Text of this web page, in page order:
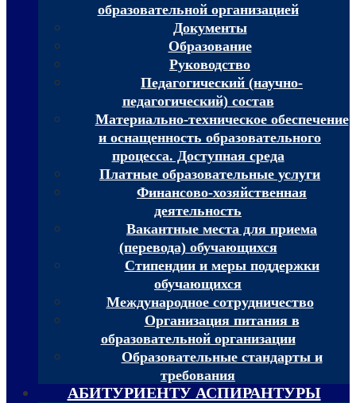
образовательной организацией
Документы
Образование
Руководство
Педагогический (научно-
педагогический) состав
Материально-техническое обеспечение
и оснащенность образовательного
процесса. Доступная среда
Платные образовательные услуги
Финансово-хозяйственная
деятельность
Вакантные места для приема
(перевода) обучающихся
Стипендии и меры поддержки
обучающихся
Международное сотрудничество
Организация питания в
образовательной организации
Образовательные стандарты и
требования
АБИТУРИЕНТУ АСПИРАНТУРЫ